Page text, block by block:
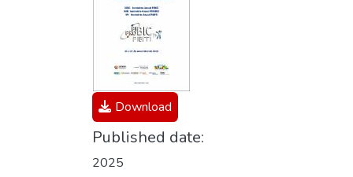
Download
Published date:
2025